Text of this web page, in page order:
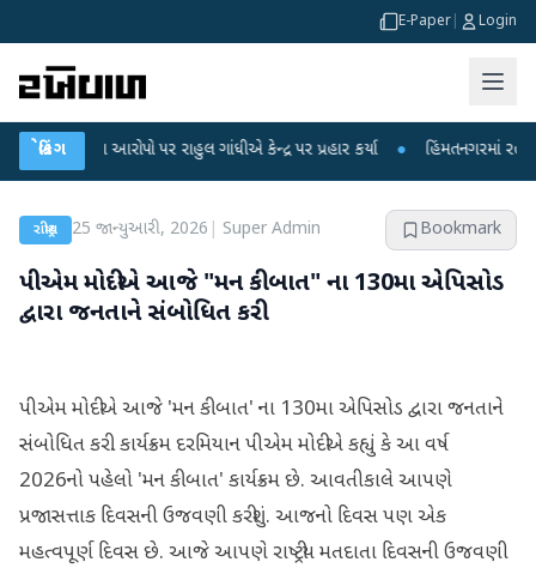
E-Paper Login
બ્રેકિંગ
લીકના આરોપો પર રાહુલ ગાંધીએ કેન્દ્ર પર પ્રહાર કર્યા ● હિંમતનગરમાં રહસ્યમય
રાષ્ટ્રીય 25 જાન્યુઆરી, 2026 Super Admin Bookmark
પીએમ મોદીએ આજે "મન કી બાત" ના 130મા એપિસોડ
દ્વારા જનતાને સંબોધિત કરી
પીએમ મોદીએ આજે 'મન કી બાત' ના 130મા એપિસોડ દ્વારા જનતાને
સંબોધિત કરી. કાર્યક્રમ દરમિયાન પીએમ મોદીએ કહ્યું કે આ વર્ષ
2026નો પહેલો 'મન કી બાત' કાર્યક્રમ છે. આવતીકાલે આપણે
પ્રજાસત્તાક દિવસની ઉજવણી કરીશું. આજનો દિવસ પણ એક
મહત્વપૂર્ણ દિવસ છે. આજે આપણે રાષ્ટ્રીય મતદાતા દિવસની ઉજવણી